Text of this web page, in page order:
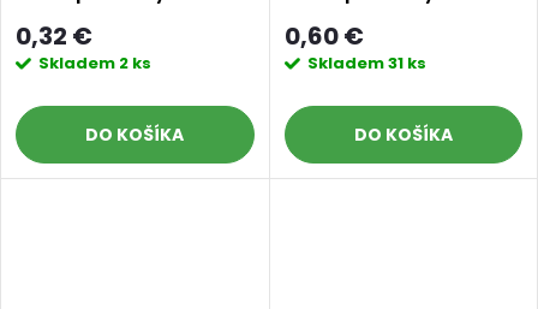
0,32 €
Skladem 2 ks
DO KOŠÍKA
0,60 €
Skladem31 ks
DO KOŠÍKA